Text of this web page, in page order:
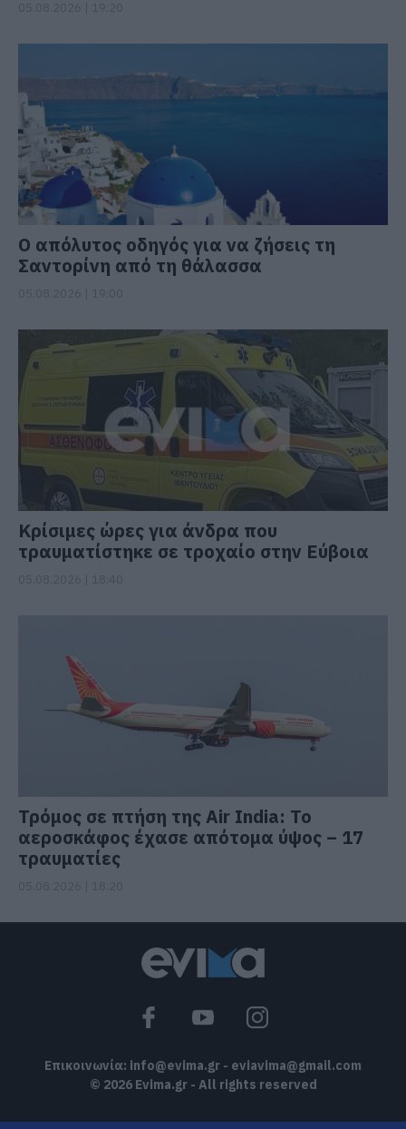
Ο απόλυτος οδηγός για να ζήσεις τη
Σαντορίνη από τη θάλασσα
Κρίσιμες ώρες για άνδρα που
τραυματίστηκε σε τροχαίο στην Εύβοια
Τρόμος σε πτήση της Air India: Το
αεροσκάφος έχασε απότομα ύψος – 17
τραυματίες
Επικοινωνία: info@evima.gr - eviavima@gmail.com
© 2026 Evima.gr - All rights reserved